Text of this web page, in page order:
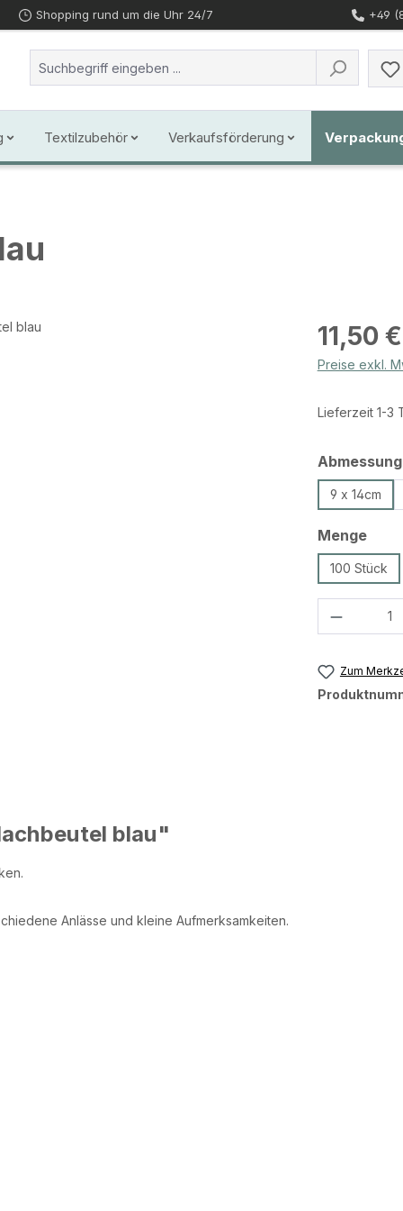
Shopping rund um die Uhr 24/7 +49
Textilzubehör Verkaufsförderung
Regulärer Preis:
11,50 €
Preise exkl.
Lieferzeit 1-3
Abmessung
9 x 14cm
Menge
100 Stück
Zum
blau"
Anlässe und kleine Aufmerksamkeiten.